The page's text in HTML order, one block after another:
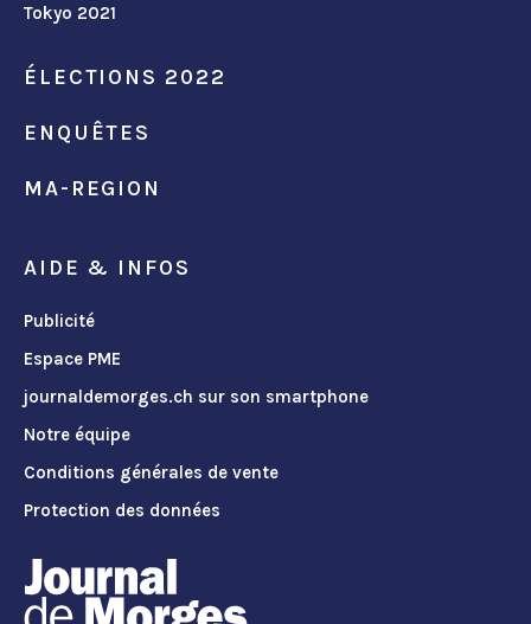
Tokyo 2021
ÉLECTIONS 2022
ENQUÊTES
MA-REGION
AIDE & INFOS
Publicité
Espace PME
journaldemorges.ch sur son smartphone
Notre équipe
Conditions générales de vente
Protection des données